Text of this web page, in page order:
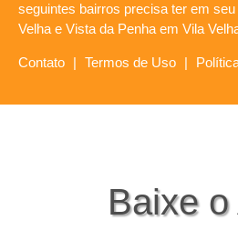
seguintes bairros precisa ter em
Velha e Vista da Penha em Vila
Contato | Termos de Uso |
Baixe o